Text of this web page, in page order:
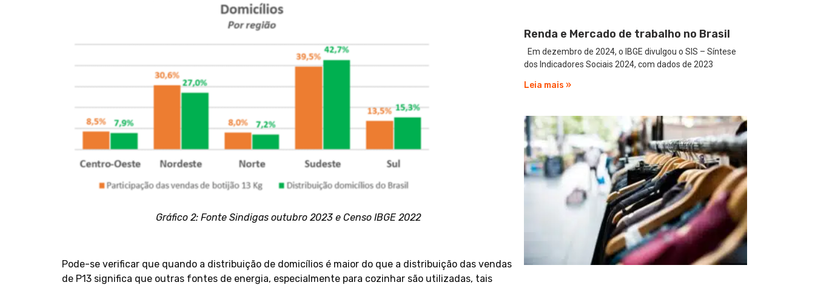
Gráfico 2: Fonte Sindigas outubro 2023 e Censo IBGE 2022
Pode-se verificar que quando a distribuição de domicílios é maior do que a distribuição das vendas
de P13 significa que outras fontes de energia, especialmente para cozinhar são utilizadas, tais
Renda e Mercado de trabalho no Brasil
Em dezembro de 2024, o IBGE divulgou o SIS – Síntese
dos Indicadores Sociais 2024, com dados de 2023
Leia mais »